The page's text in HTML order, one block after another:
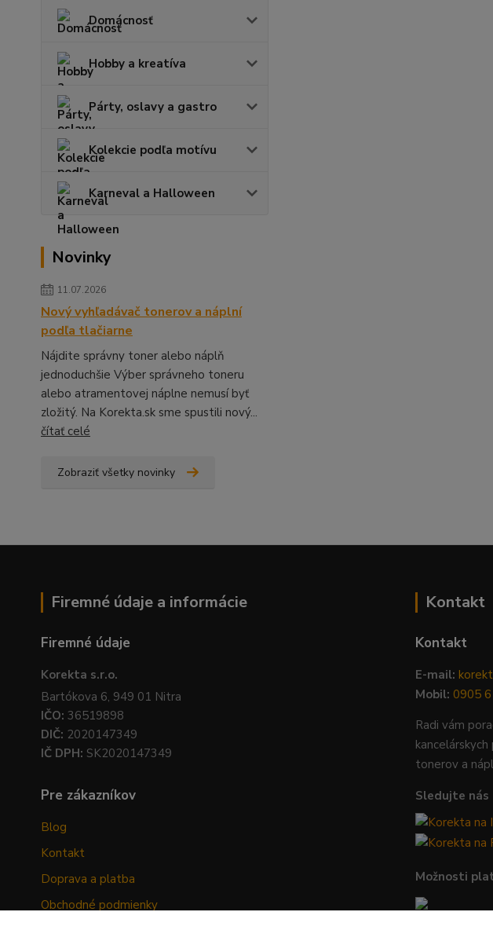
Domácnosť
Hobby a kreatíva
Párty, oslavy a gastro
Kolekcie podľa motívu
Karneval a Halloween
Novinky
11.07.2026
Nový vyhľadávač tonerov a náplní
podľa tlačiarne
Nájdite správny toner alebo náplň
jednoduchšie Výber správneho toneru
alebo atramentovej náplne nemusí byť
zložitý. Na Korekta.sk sme spustili nový...
čítať celé
Zobraziť všetky novinky
Firemné údaje a informácie
Firemné údaje
Korekta s.r.o.
Bartókova 6, 949 01 Nitra
IČO: 36519898
DIČ: 2020147349
IČ DPH: SK2020147349
Pre zákazníkov
Blog
Kontakt
Doprava a platba
Obchodné podmienky
Kontakt
Kontakt
E-mail:
Mobil: 0905
Radi vám
tonerov a
Sledujte nás
Možnosti